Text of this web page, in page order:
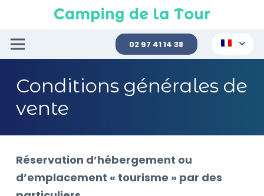
02 97 41 14 38
Conditions générales de
vente
Réservation d’hébergement ou
d’emplacement « tourisme » par des